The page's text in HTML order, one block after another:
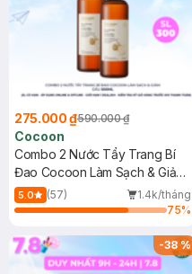
275.000 ₫590.000 ₫
Cocoon
Combo 2 Nước Tẩy Trang Bí
Đao Cocoon Làm Sạch & Giảm
Dầu 500ml
5.0 (57)
1.4k/tháng
75%
-38%